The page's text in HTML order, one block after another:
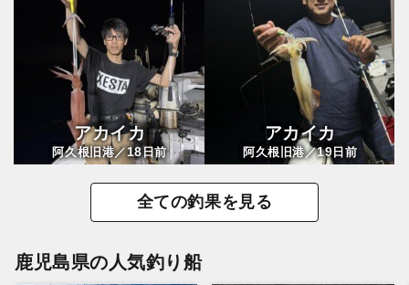
アカイカ
阿久根旧港／18日前
アカイカ
阿久根旧港／19 日前
全ての釣果を見る
鹿児島県の人気釣り船